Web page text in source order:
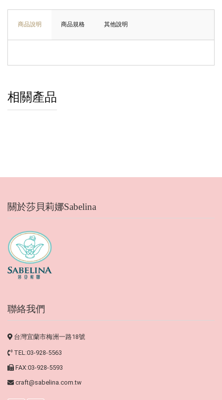
商品說明 商品規格 其他說明
相關產品
關於莎貝莉娜Sabelina
聯絡我們
台灣宜蘭市梅洲一路18號
TEL:03-928-5563
FAX:03-928-5593
craft@sabelina.com.tw